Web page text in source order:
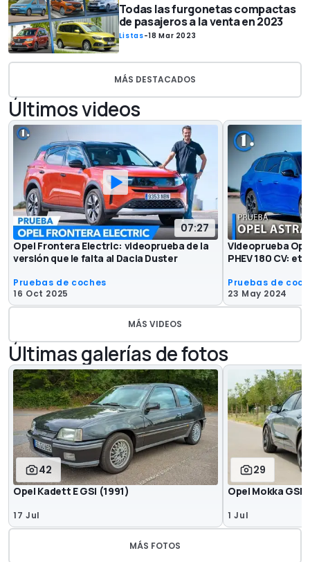
Todas las furgonetas compactas
de pasajeros a la venta en 2023
Listas-18 Mar 2023
MÁS DESTACADOS
Últimos videos
07:27
Opel Frontera Electric: videoprueba de la
versión que le falta al Dacia Duster
Pruebas de coches
16 Oct 2025
Videoprueba
PHEV 180 CV:
Pruebas de
23 May 2024
MÁS VIDEOS
Últimas galerías de fotos
42
Opel Kadett E GSi (1991)
17 Jul
29
Opel Mokka
1 Jul
MÁS FOTOS